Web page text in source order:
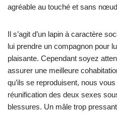
agréable au touché et sans
Il s’agit d’un lapin à caractère
lui prendre un compagnon pour
plaisante. Cependant soyez
assurer une meilleure
qu’ils se reproduisent, nous
réunification des deux sexes
blessures. Un mâle trop